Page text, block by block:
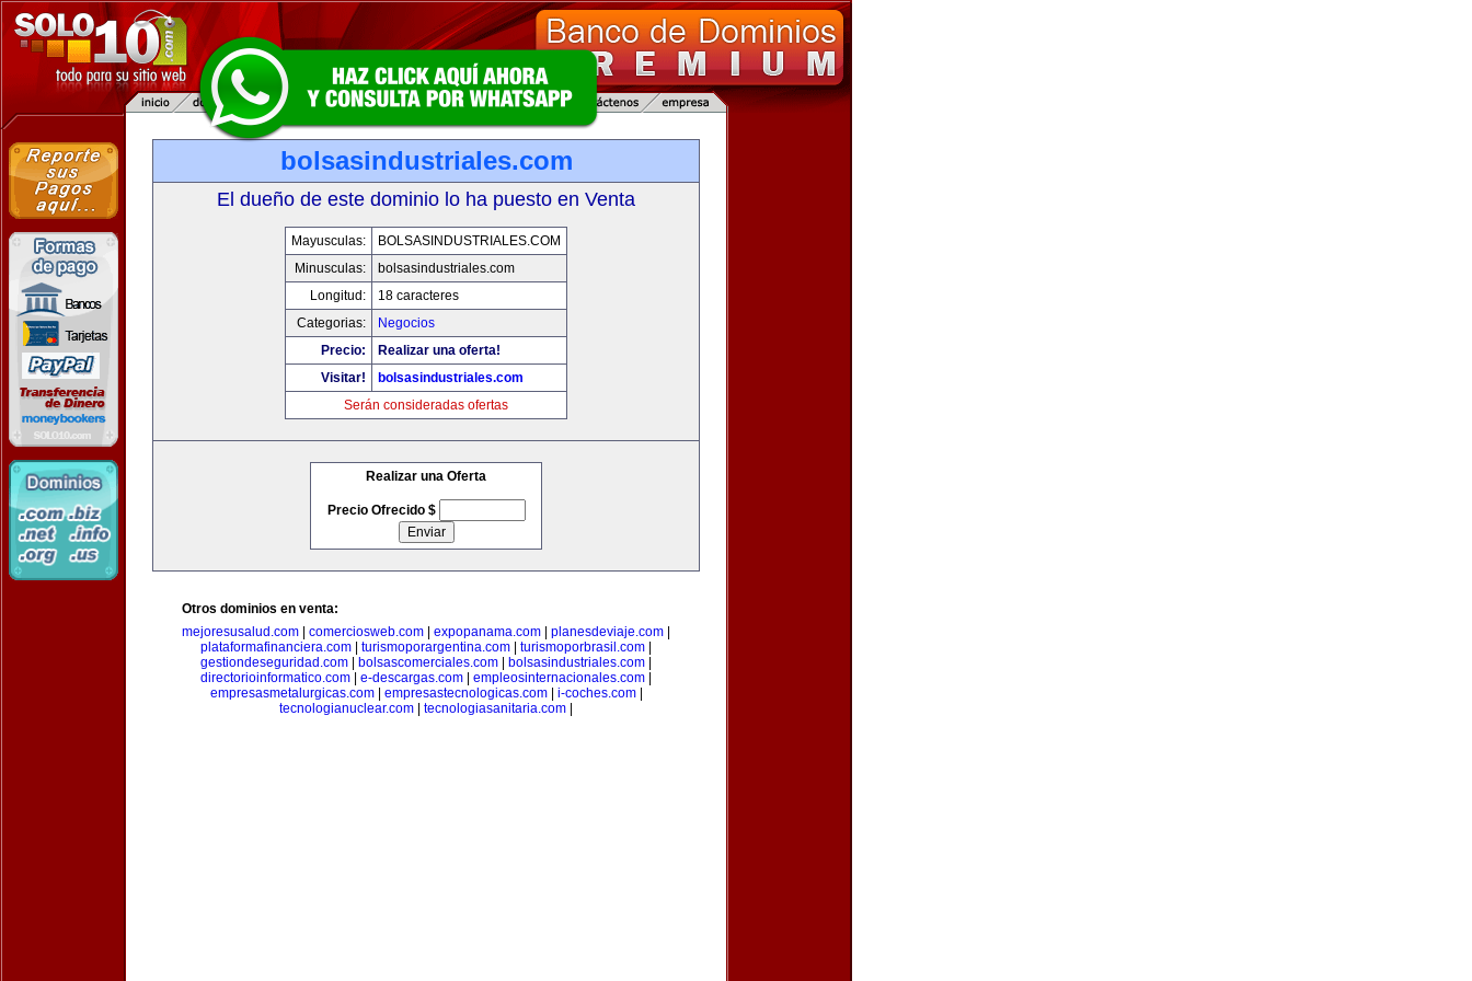
bolsasindustriales.com
El dueño de este dominio lo ha puesto en Venta
Mayusculas:
BOLSASINDUSTRIALES.COM
Minusculas:
bolsasindustriales.com
Longitud:
18 caracteres
Categorias:
Negocios
Precio:
Realizar una oferta!
Visitar!
bolsasindustriales.com
Serán consideradas ofertas
Realizar una Oferta
Precio Ofrecido $
Otros dominios en venta:
mejoresusalud.com
comerciosweb.com expopanama.com planesdeviaje.com
plataformafinanciera.com
turismoporargentina.com turismoporbrasil.com
gestiondeseguridad.com
bolsascomerciales.com bolsasindustriales.com
directorioinformatico.com
e-descargas.com empleosinternacionales.com
empresasmetalurgicas.com| empresastecnologicas.com| i-coches.com|
tecnologianuclear.com
tecnologiasanitaria.com